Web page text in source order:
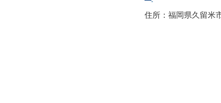
住所：福岡県久留米